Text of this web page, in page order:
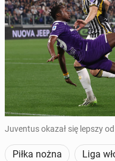
Juventus okazał się lepszy
Piłka nożna Liga